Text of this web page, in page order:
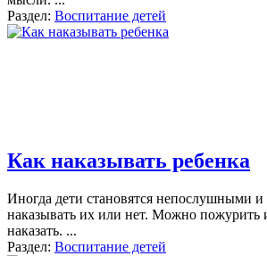
Раздел: Воспитание детей
Как наказывать ребенка
Иногда дети становятся непослушными и
наказывать их или нет. Можно пожурить
наказать. ...
Раздел: Воспитание детей